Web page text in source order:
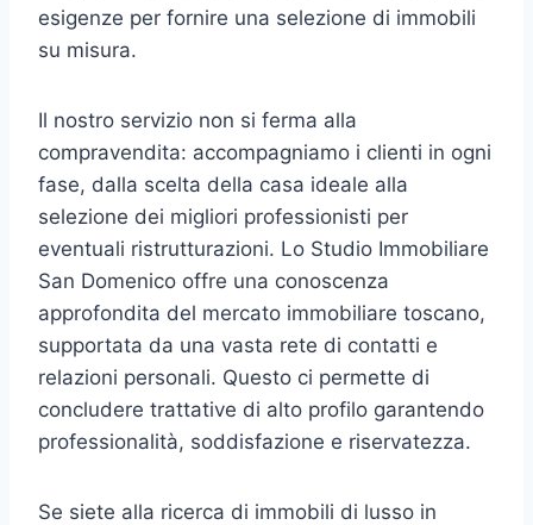
esigenze per fornire una selezione di immobili
su misura.
Il nostro servizio non si ferma alla
compravendita: accompagniamo i clienti in ogni
fase, dalla scelta della casa ideale alla
selezione dei migliori professionisti per
eventuali ristrutturazioni. Lo Studio Immobiliare
San Domenico offre una conoscenza
approfondita del mercato immobiliare toscano,
supportata da una vasta rete di contatti e
relazioni personali. Questo ci permette di
concludere trattative di alto profilo garantendo
professionalità, soddisfazione e riservatezza.
Se siete alla ricerca di immobili di lusso in